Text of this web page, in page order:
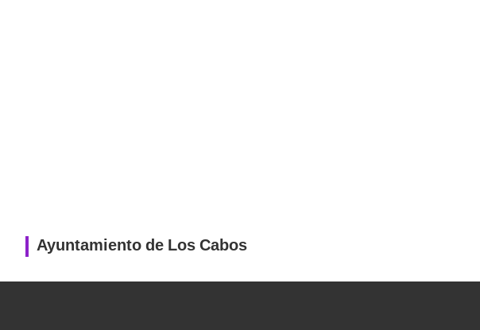
Ayuntamiento de Los Cabos